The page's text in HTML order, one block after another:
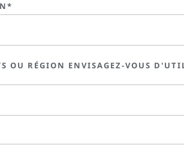
OU RÉGION ENVISAGEZ-VOUS